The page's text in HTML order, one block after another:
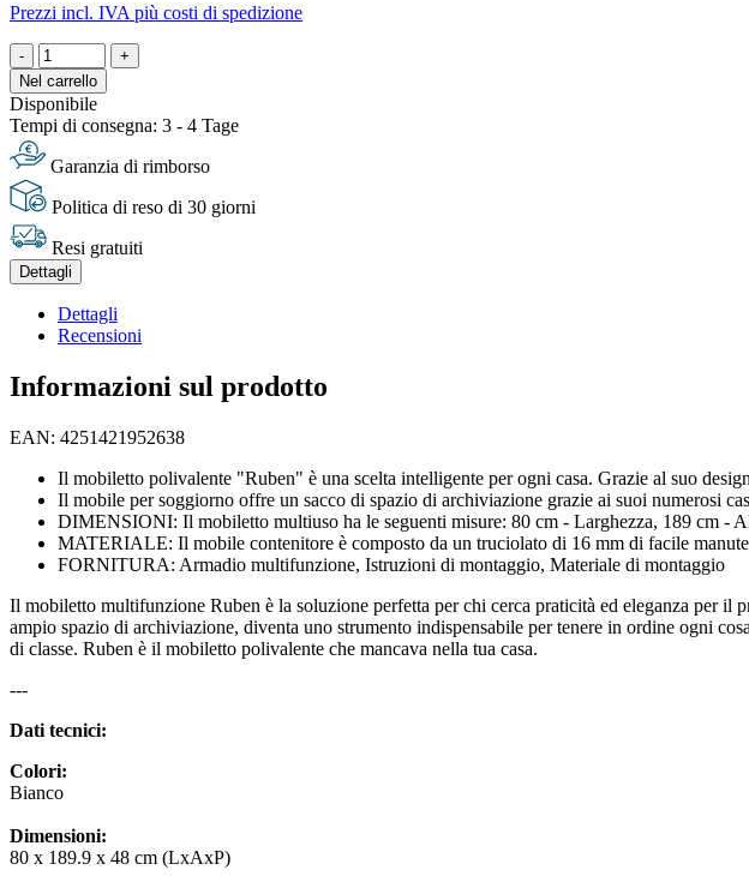
Prezzi incl. IVA più costi di spedizione
-
+
Nel carrello
Disponibile
Tempi di consegna: 3 - 4 Tage
Garanzia di rimborso
Politica di reso di 30 giorni
Resi gratuiti
Dettagli
Dettagli
Recensioni
Informazioni sul prodotto
EAN: 4251421952638
Il mobiletto polivalente "Ruben" è una scelta intelligente per ogni casa. Grazie al suo
Il mobile per soggiorno offre un sacco di spazio di archiviazione grazie ai suoi numerosi
DIMENSIONI: Il mobiletto multiuso ha le seguenti misure: 80 cm - Larghezza, 189 cm -
MATERIALE: Il mobile contenitore è composto da un truciolato di 16 mm di facile
FORNITURA: Armadio multifunzione, Istruzioni di montaggio, Materiale di montaggio
Il mobiletto multifunzione Ruben è la soluzione perfetta per chi cerca praticità ed eleganza per il
ampio spazio di archiviazione, diventa uno strumento indispensabile per tenere in ordine ogni
di classe. Ruben è il mobiletto polivalente che mancava nella tua casa.
---
Dati tecnici:
Colori:
Bianco
Dimensioni:
80 x 189.9 x 48 cm (LxAxP)